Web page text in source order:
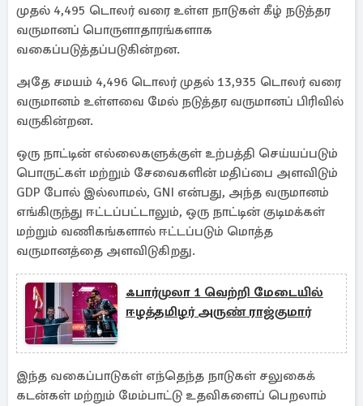
முதல் 4,495 டொலர் வரை உள்ள நாடுகள் கீழ் நடுத்தர
வருமானப் பொருளாதாரங்களாக
வகைப்படுத்தப்படுகின்றன.
அதே சமயம் 4,496 டொலர் முதல் 13,935 டொலர் வரை
வருமானம் உள்ளவை மேல் நடுத்தர வருமானப் பிரிவில்
வருகின்றன.
ஒரு நாட்டின் எல்லைகளுக்குள் உற்பத்தி செய்யப்படும்
பொருட்கள் மற்றும் சேவைகளின் மதிப்பை அளவிடும்
GDP போல் இல்லாமல், GNI என்பது, அந்த வருமானம்
எங்கிருந்து ஈட்டப்பட்டாலும், ஒரு நாட்டின் குடிமக்கள்
மற்றும் வணிகங்களால் ஈட்டப்படும் மொத்த
வருமானத்தை அளவிடுகிறது.
ஃபார்முலா 1 வெற்றி மேடையில்
ஈழத்தமிழர் அருண் ராஜ்குமார்
இந்த வகைப்பாடுகள் எந்தெந்த நாடுகள் சலுகைக்
கடன்கள் மற்றும் மேம்பாட்டு உதவிகளைப் பெறலாம்